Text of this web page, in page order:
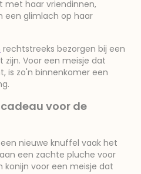
haar vriendinnen,
een glimlach op haar
rechtstreeks bezorgen bij een
zijn. Voor een meisje dat
is zo'n binnenkomer een
voor de
nieuwe knuffel vaak het
een zachte pluche voor
voor een meisje dat